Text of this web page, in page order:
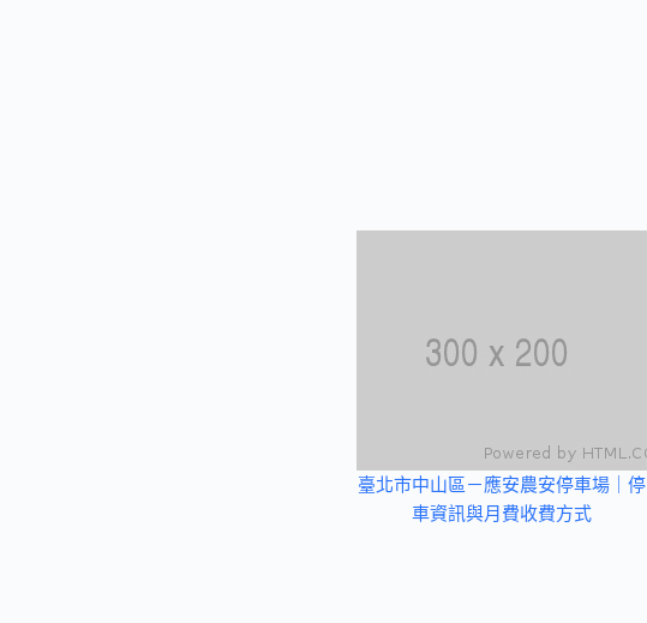
臺北市中山區－應安農安停車場｜停
車資訊與月費收費方式